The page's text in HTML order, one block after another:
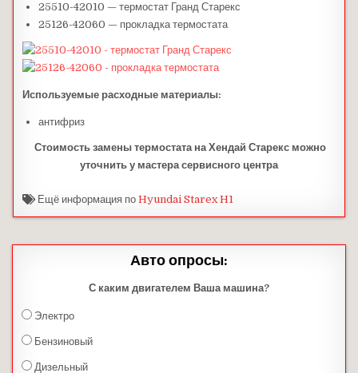
25510-42010 — термостат Гранд Старекс
25126-42060 — прокладка термостата
Используемые расходные материалы:
антифриз
Стоимость замены термостата на Хендай Старекс можно
уточнить у мастера сервисного центра
Ещё информация поHyundai Starex H1
Авто опросы:
С каким двигателем Ваша машина?
Электро
Бензиновый
Дизельный